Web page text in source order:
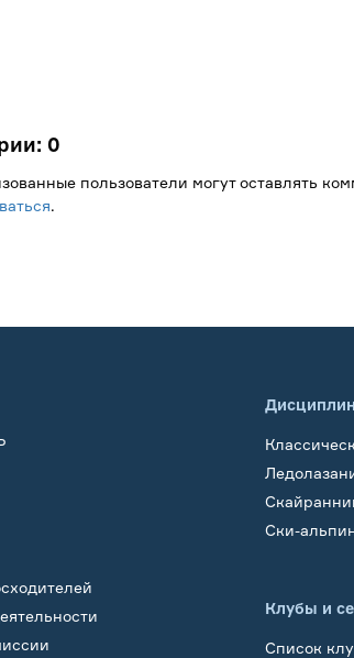
0
пользователи могут оставлять
.
Ски-
Клубы и
Список